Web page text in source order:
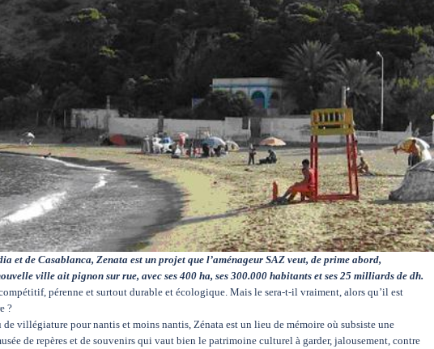
et de Casablanca, Zenata est un projet que l’aménageur SAZ veut, de prime abord,
ville ait pignon sur rue, avec ses 400 ha, ses 300.000 habitants et ses 25 milliards de dh.
pérenne et surtout durable et écologique. Mais le sera-t-il vraiment, alors qu’il est
?
villégiature pour nantis et moins nantis, Zénata est un lieu de mémoire où subsiste une
de repères et de souvenirs qui vaut bien le patrimoine culturel à garder, jalousement, contre